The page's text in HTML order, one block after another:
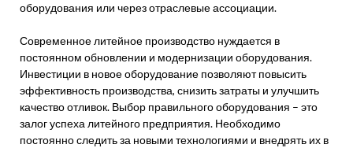
оборудования или через отраслевые ассоциации.
Современное литейное производство нуждается в
постоянном обновлении и модернизации оборудования.
Инвестиции в новое оборудование позволяют повысить
эффективность производства, снизить затраты и улучшить
качество отливок. Выбор правильного оборудования – это
залог успеха литейного предприятия. Необходимо
постоянно следить за новыми технологиями и внедрять их в